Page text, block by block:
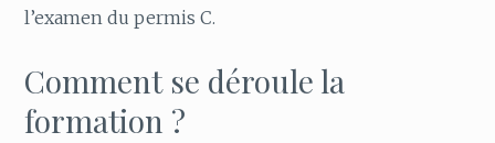
l’examen du permis C.
Comment se déroule la
formation ?